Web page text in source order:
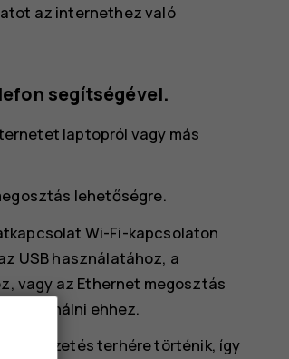
az internethez való
segítségével.
laptopról vagy más
lehetőségre.
Wi-Fi-kapcsolaton
USB használatához, a
vagy az Ethernet megosztás
használni ehhez.
előfizetés terhére történik, így